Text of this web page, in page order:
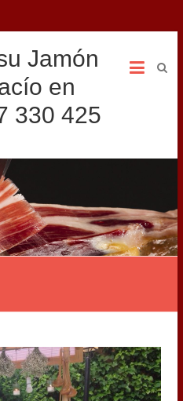
Jamón
en
330 425